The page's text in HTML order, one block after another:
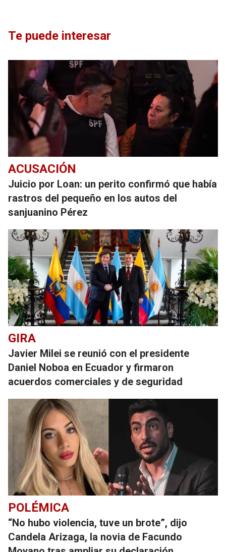
Te puede interesar
ACUSACIÓN
Juicio por Loan: un perito confirmó que había
rastros del pequeño en los autos del
sanjuanino Pérez
GIRA
Javier Milei se reunió con el presidente
Daniel Noboa en Ecuador y firmaron
acuerdos comerciales y de seguridad
POLÉMICA
“No hubo violencia, tuve un brote”, dijo
Candela Arizaga, la novia de Facundo